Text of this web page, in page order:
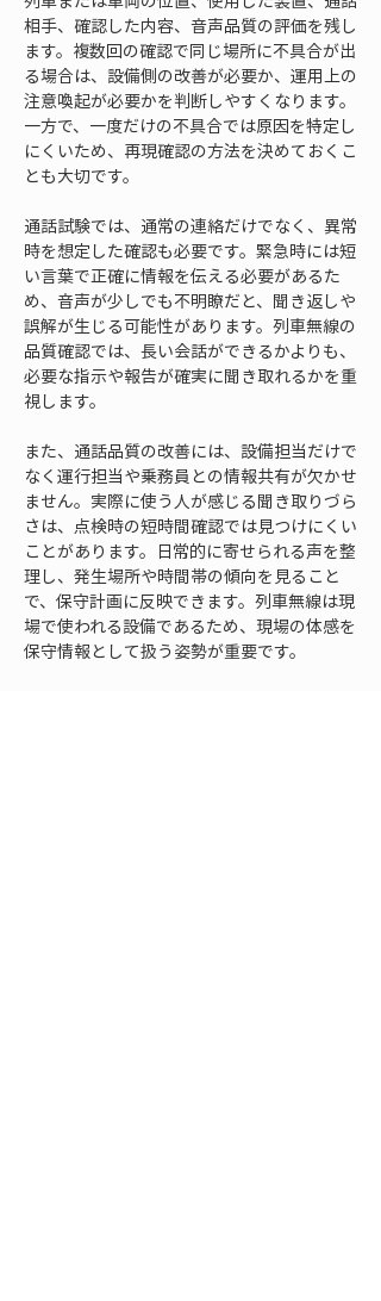
相手、確認した内容、音声品質の評価を残し
ます。複数回の確認で同じ場所に不具合が出
る場合は、設備側の改善が必要か、運用上の
注意喚起が必要かを判断しやすくなります。
一方で、一度だけの不具合では原因を特定し
にくいため、再現確認の方法を決めておくこ
とも大切です。
通話試験では、通常の連絡だけでなく、異常
時を想定した確認も必要です。緊急時には短
い言葉で正確に情報を伝える必要があるた
め、音声が少しでも不明瞭だと、聞き返しや
誤解が生じる可能性があります。列車無線の
品質確認では、長い会話ができるかよりも、
必要な指示や報告が確実に聞き取れるかを重
視します。
また、通話品質の改善には、設備担当だけで
なく運行担当や乗務員との情報共有が欠かせ
ません。実際に使う人が感じる聞き取りづら
さは、点検時の短時間確認では見つけにくい
ことがあります。日常的に寄せられる声を整
理し、発生場所や時間帯の傾向を見ること
で、保守計画に反映できます。列車無線は現
場で使われる設備であるため、現場の体感を
保守情報として扱う姿勢が重要です。